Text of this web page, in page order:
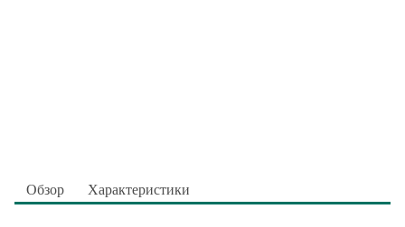
Обзор Характеристики